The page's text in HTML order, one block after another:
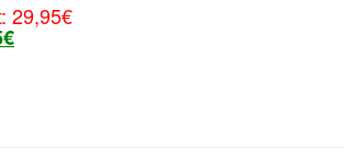
29,95€